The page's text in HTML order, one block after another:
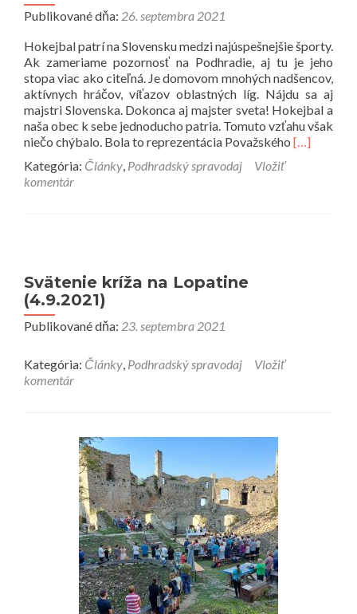
Publikované dňa: 26. septembra 2021
Hokejbal patrí na Slovensku medzi najúspešnejšie športy.
Ak zameriame pozornosť na Podhradie, aj tu je jeho
stopa viac ako citeľná. Je domovom mnohých nadšencov,
aktívnych hráčov, víťazov oblastných líg. Nájdu sa aj
majstri Slovenska. Dokonca aj majster sveta! Hokejbal a
naša obec k sebe jednoducho patria. Tomuto vzťahu však
niečo chýbalo. Bola to reprezentácia Považského Prečítať
[…]
Kategória: Články, Podhradský spravodaj
Vložiť
komentár
Svätenie kríža na Lopatine
(4.9.2021)
Publikované dňa: 23. septembra 2021
Kategória: Články, Podhradský spravodaj
Vložiť
komentár